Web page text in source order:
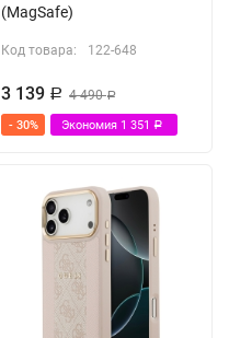
(MagSafe)
Код товара: 122-648
3 139 Р 4 490Р
- 30% Экономия 1 351 Р